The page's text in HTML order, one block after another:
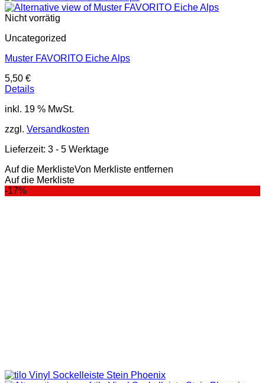
Nicht vorrätig
Uncategorized
Muster FAVORITO Eiche Alps
5,50 €
Details
inkl. 19 % MwSt.
zzgl. Versandkosten
Lieferzeit: 3 - 5 Werktage
Auf die MerklisteVon Merkliste entfernen
Auf die Merkliste
-17%